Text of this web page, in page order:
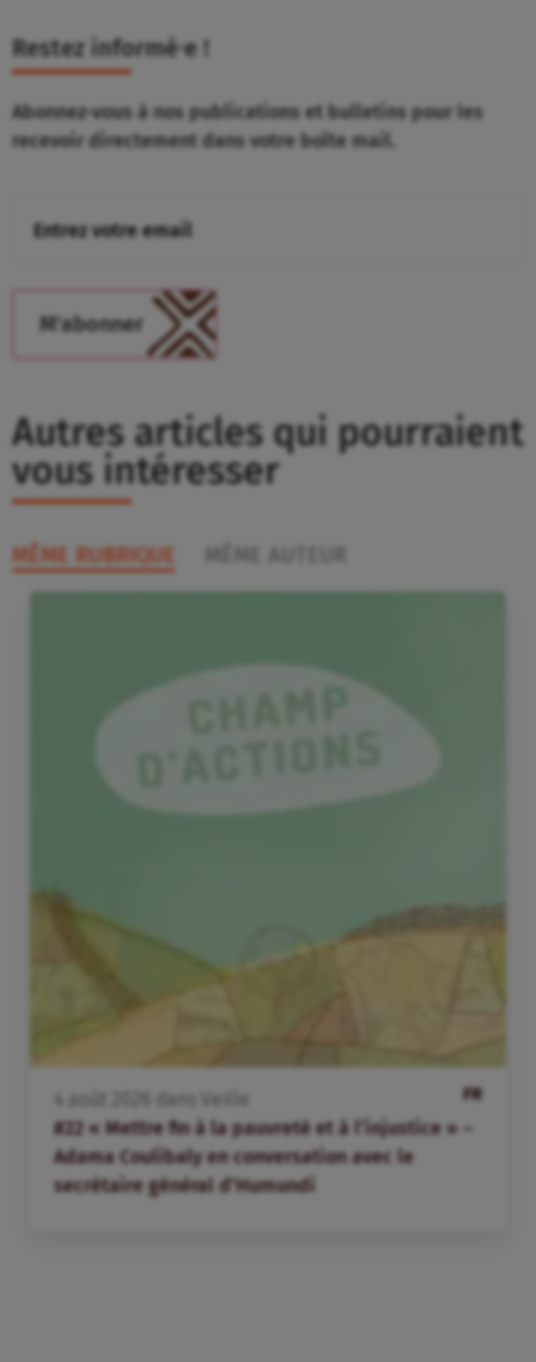
Restez informé⸱e !
Abonnez-vous à nos publications et bulletins pour les
recevoir directement dans votre boîte mail.
Autres articles qui pourraient
vous intéresser
MÊME RUBRIQUE
FR
4 août dans
Veille
#22 « Mettre fin à la pauvreté et à l’injustice » –
Adama Coulibaly en conversation avec le
secrétaire général d’Humundi